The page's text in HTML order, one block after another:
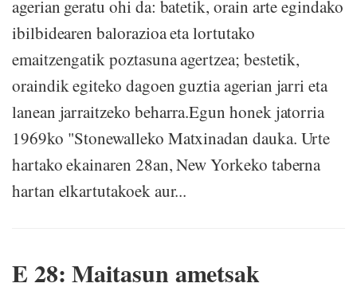
agerian geratu ohi da: batetik, orain arte egindako
ibilbidearen balorazioa eta lortutako
emaitzengatik poztasuna agertzea; bestetik,
oraindik egiteko dagoen guztia agerian jarri eta
lanean jarraitzeko beharra.Egun honek jatorria
1969ko "Stonewalleko Matxinadan dauka. Urte
hartako ekainaren 28an, New Yorkeko taberna
hartan elkartutakoek aur...
E 28: Maitasun ametsak